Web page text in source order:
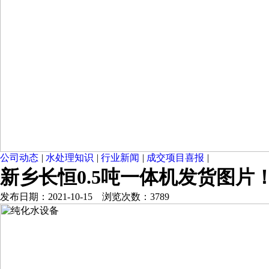
公司动态 | 水处理知识 | 行业新闻 | 成交项目喜报 |
新乡长恒0.5吨一体机发货图片
发布日期：2021-10-15 浏览次数：3789